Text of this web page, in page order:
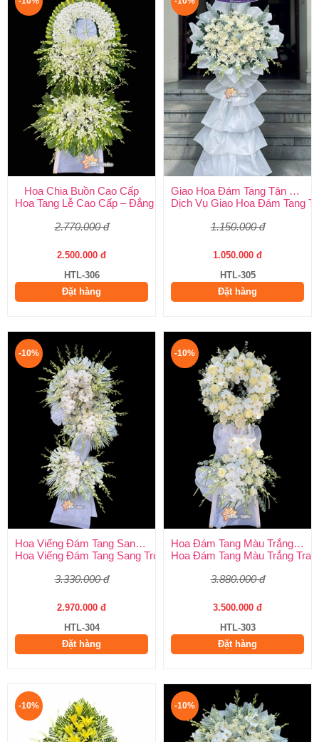
Hoa Chia Buồn Cao Cấp
Hoa Tang Lễ Cao Cấp – Đẳng Cấp Tinh Tế, Kính Viếng Trang
2.770.000 đ
2.500.000 đ
HTL-306
Đặt hàng
Giao Hoa Đám Tang Tận Nơi Toàn Quốc
Dịch Vụ Giao Hoa Đám Tang
1.150.000 đ
1.050.000 đ
HTL-305
Đặt hàng
-10%
Hoa Viếng Đám Tang Sang Trọng
Hoa Viếng Đám Tang Sang Trọng – Kính Tận Tâm, Tiễn Biệt
3.330.000 đ
2.970.000 đ
HTL-304
Đặt hàng
-10%
Hoa Đám Tang Màu Trắng Trang Nghiêm
Hoa Đám Tang Màu Trắng
3.880.000 đ
3.500.000 đ
HTL-303
Đặt hàng
-10% -10%